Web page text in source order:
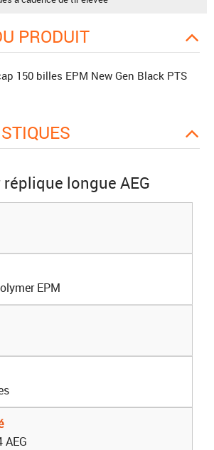
PRODUIT
150 billes EPM New Gen Black PTS
longue AEG
EPM
AEG